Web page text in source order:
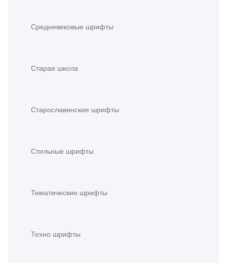
Средневековые шрифты
Старая школа
Старославянские шрифты
Стильные шрифты
Тематические шрифты
Техно шрифты